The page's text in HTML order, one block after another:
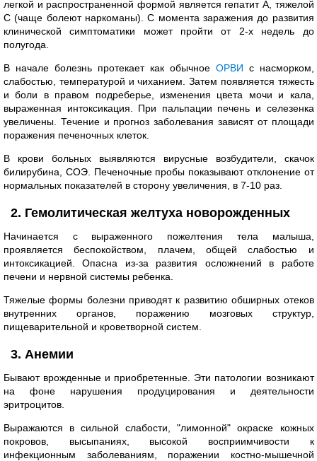
легкой и распространенной формой является гепатит А, тяжелой
С (чаще болеют наркоманы). С момента заражения до развития
клинической симптоматики может пройти от 2-х недель до
полугода.
В начале болезнь протекает как обычное ОРВИ с насморком,
слабостью, температурой и чиханием. Затем появляется тяжесть
и боли в правом подреберье, изменения цвета мочи и кала,
выраженная интоксикация. При пальпации печень и селезенка
увеличены. Течение и прогноз заболевания зависят от площади
поражения печеночных клеток.
В крови больных выявляются вирусные возбудители, скачок
билирубина, СОЭ. Печеночные пробы показывают отклонение от
нормальных показателей в сторону увеличения, в 7-10 раз.
2. Гемолитическая желтуха новорожденных
Начинается с выраженного пожелтения тела малыша,
проявляется беспокойством, плачем, общей слабостью и
интоксикацией. Опасна из-за развития осложнений в работе
печени и нервной системы ребенка.
Тяжелые формы болезни приводят к развитию обширных отеков
внутренних органов, поражению мозговых структур,
пищеварительной и кроветворной систем.
3. Анемии
Бывают врожденные и приобретенные. Эти патологии возникают
на фоне нарушения продуцирования и деятельности
эритроцитов.
Выражаются в сильной слабости, "лимонной" окраске кожных
покровов, высыпаниях, высокой восприимчивости к
инфекционным заболеваниям, поражении костно-мышечной